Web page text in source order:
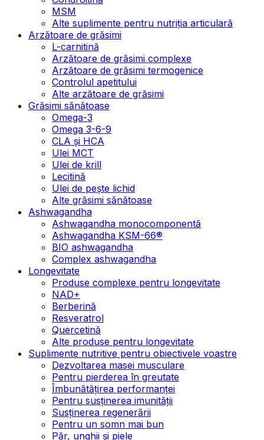
MSM
Alte suplimente pentru nutriția articulară
Arzătoare de grăsimi
L-carnitină
Arzătoare de grăsimi complexe
Arzătoare de grăsimi termogenice
Controlul apetitului
Alte arzătoare de grăsimi
Grăsimi sănătoase
Omega-3
Omega 3-6-9
CLA şi HCA
Ulei MCT
Ulei de krill
Lecitină
Ulei de pește lichid
Alte grăsimi sănătoase
Ashwagandha
Ashwagandha monocomponentă
Ashwagandha KSM-66®
BIO ashwagandha
Complex ashwagandha
Longevitate
Produse complexe pentru longevitate
NAD+
Berberină
Resveratrol
Quercetină
Alte produse pentru longevitate
Suplimente nutritive pentru obiectivele voastre
Dezvoltarea masei musculare
Pentru pierderea în greutate
Îmbunătățirea performanței
Pentru susținerea imunității
Susținerea regenerării
Pentru un somn mai bun
Păr, unghii și piele